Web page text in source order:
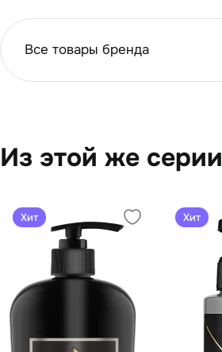
Все товары бренда
Из этой же серии
Хит Хит